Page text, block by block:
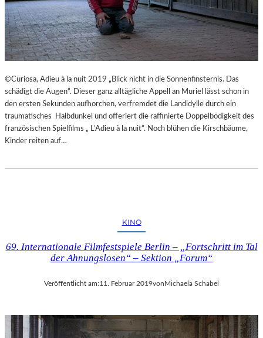
©Curiosa, Adieu à la nuit 2019 „Blick nicht in die Sonnenfinsternis. Das
schädigt die Augen“. Dieser ganz alltägliche Appell an Muriel lässt schon in
den ersten Sekunden aufhorchen, verfremdet die Landidylle durch ein
traumatisches Halbdunkel und offeriert die raffinierte Doppelbödigkeit des
französischen Spielfilms „ L’Adieu à la nuit“. Noch blühen die Kirschbäume,
Kinder reiten auf…
KINO
69. Internationale Filmfestspiele Berlin – „Fortschritt im Tal
der Ahnungslosen“ – Sektion „Forum“
Veröffentlicht am:11. Februar 2019vonMichaela Schabel